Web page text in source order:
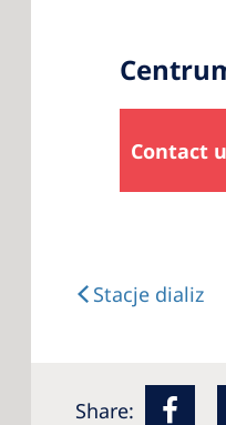
Contact
Stacje dializ
Share: